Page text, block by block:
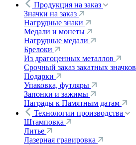
Продукция на заказ
Значки на заказ
Нагрудные знаки
Медали и монеты
Нагрудные медали
Брелоки
Из драгоценных металлов
Срочный заказ закатных значков
Подарки
Упаковка, футляры
Запонки и зажимы
Награды к Памятным датам
Технологии производства
Штамповка
Литье
Лазерная гравировка